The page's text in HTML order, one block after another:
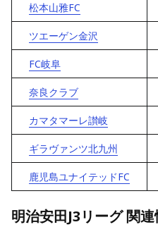
松本山雅FC
ツエーゲン金沢
FC岐阜
奈良クラブ
カマタマーレ讃岐
ギラヴァンツ北九州
鹿児島ユナイテッドFC
明治安田J3リーグ 関